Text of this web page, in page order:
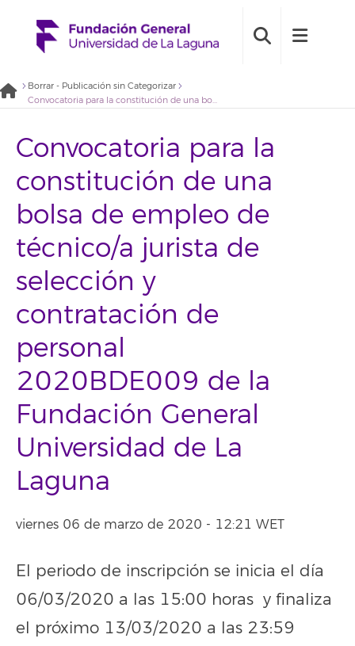
Borrar - Publicación sin Categorizar
Convocatoria para la constitución de una bolsa de empleo de técnico/a jurista de selección y contratación de personal 2020BDE009 de la Fundación General Universidad de La Laguna
Convocatoria para la
constitución de una
bolsa de empleo de
técnico/a jurista de
selección y
contratación de
personal
2020BDE009 de la
Fundación General
Universidad de La
Laguna
viernes 06 de marzo de 2020 - 12:21 WET
El periodo de inscripción se inicia el día
06/03/2020 a las 15:00 horas y finaliza
el próximo 13/03/2020 a las 23:59